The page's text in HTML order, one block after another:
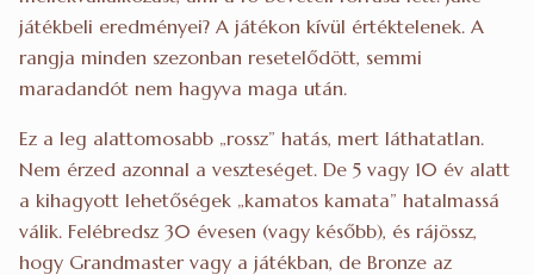
játékbeli eredményei? A játékon kívül értéktelenek. A
rangja minden szezonban resetelődött, semmi
maradandót nem hagyva maga után.
Ez a leg alattomosabb „rossz” hatás, mert láthatatlan.
Nem érzed azonnal a veszteséget. De 5 vagy 10 év alatt
a kihagyott lehetőségek „kamatos kamata” hatalmassá
válik. Felébredsz 30 évesen (vagy később), és rájössz,
hogy Grandmaster vagy a játékban, de Bronze az